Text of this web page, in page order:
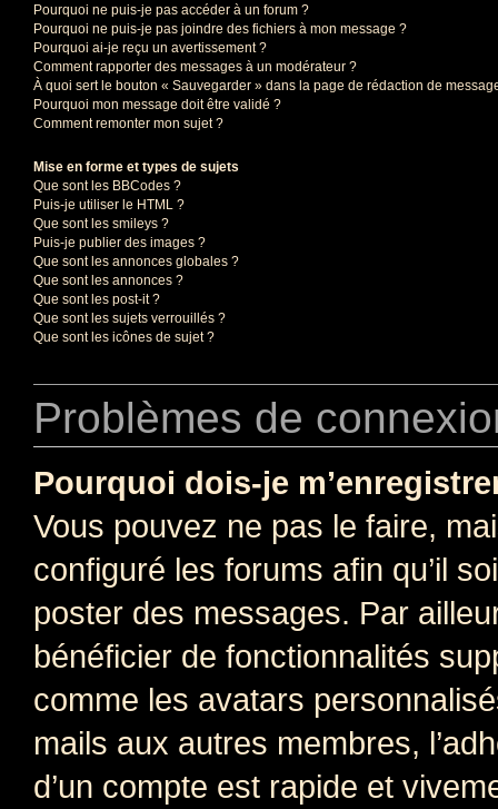
Pourquoi ne puis-je pas accéder à un forum ?
Pourquoi ne puis-je pas joindre des fichiers à mon message ?
Pourquoi ai-je reçu un avertissement ?
Comment rapporter des messages à un modérateur ?
À quoi sert le bouton « Sauvegarder » dans la page de rédaction de
Pourquoi mon message doit être validé ?
Comment remonter mon sujet ?
Mise en forme et types de sujets
Que sont les BBCodes ?
Puis-je utiliser le HTML ?
Que sont les smileys ?
Puis-je publier des images ?
Que sont les annonces globales ?
Que sont les annonces ?
Que sont les post-it ?
Que sont les sujets verrouillés ?
Que sont les icônes de sujet ?
Problèmes de
Pourquoi dois-je
Vous pouvez ne pas le faire,
configuré les forums afin qu’il
poster des messages. Par
bénéficier de fonctionnalités
comme les avatars
mails aux autres membres,
d’un compte est rapide et